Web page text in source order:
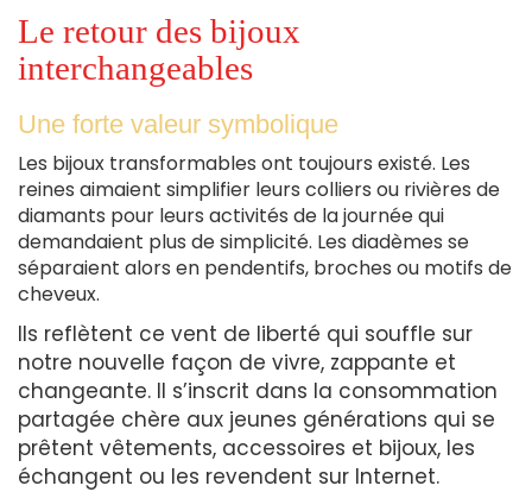
Le retour des bijoux
interchangeables
Une forte valeur symbolique
Les bijoux transformables ont toujours existé. Les
reines aimaient simplifier leurs colliers ou rivières de
diamants pour leurs activités de la journée qui
demandaient plus de simplicité. Les diadèmes se
séparaient alors en pendentifs, broches ou motifs de
cheveux.
Ils reflètent ce vent de liberté qui souffle sur
notre nouvelle façon de vivre, zappante et
changeante. Il s’inscrit dans la consommation
partagée chère aux jeunes générations qui se
prêtent vêtements, accessoires et bijoux, les
échangent ou les revendent sur Internet.